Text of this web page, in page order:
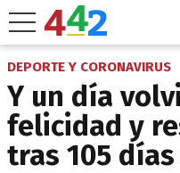
DEPORTE Y CORONAVIRUS
Y un día
felicidad y
tras 105